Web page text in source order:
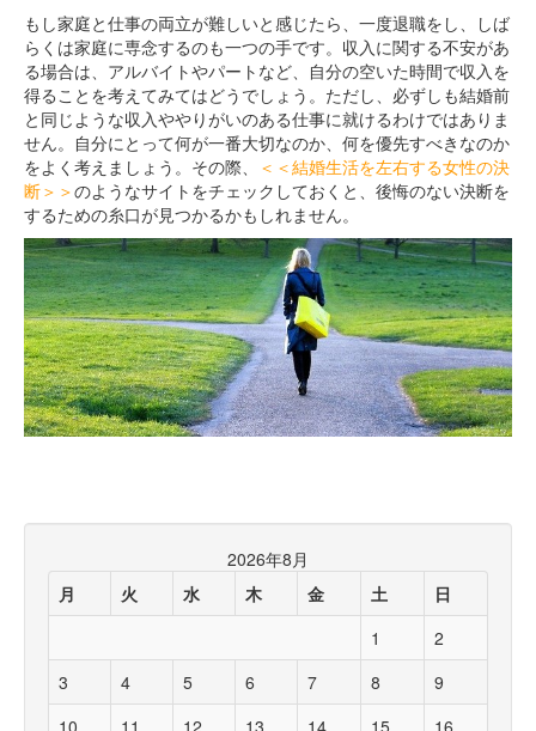
もし家庭と仕事の両立が難しいと感じたら、一度退職をし、しば
らくは家庭に専念するのも一つの手です。収入に関する不安があ
る場合は、アルバイトやパートなど、自分の空いた時間で収入を
得ることを考えてみてはどうでしょう。ただし、必ずしも結婚前
と同じような収入ややりがいのある仕事に就けるわけではありま
せん。自分にとって何が一番大切なのか、何を優先すべきなのか
をよく考えましょう。その際、
＜＜結婚生活を左右する女性の決
断＞＞のようなサイトをチェックしておくと、後悔のない決断を
するための糸口が見つかるかもしれません。
2026年8月
月
火 水 木 金 土
日
1
2
3
4 5 6 7 8
9